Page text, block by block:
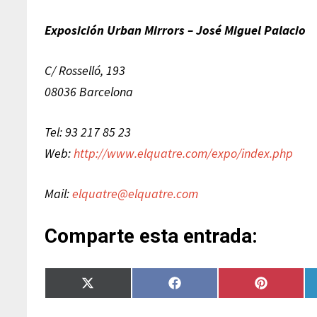
Exposición Urban Mirrors – José Miguel Palacio
C/ Rosselló, 193
08036 Barcelona
Tel: 93 217 85 23
Web:http://www.elquatre.com/expo/index.php
Mail:elquatre@elquatre.com
Comparte esta entrada:
Compartir
en
Compartir
en
Compartir
en